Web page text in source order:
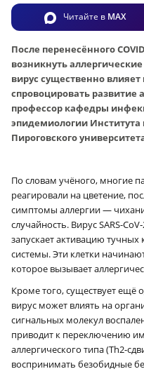
Читайте в MAX
После перенесённого
возникнуть
вирус существенно
спровоцировать развитие
профессор кафедры
эпидемиологии
Пироговского
По словам учёного, многие
реагировали на цветение,
симптомы аллергии —
случайность. Вирус SARS-
запускает активацию
системы. Эти клетки
которое вызывает
Кроме того, существует ещё
вирус может влиять на
сигнальных молекул
приводит к переключению
аллергического типа (Th2-
воспринимать безобидные